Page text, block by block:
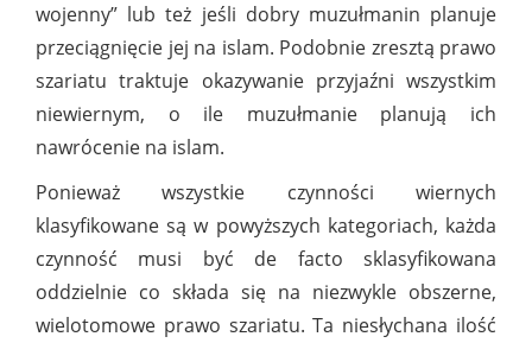
wojenny” lub też jeśli dobry muzułmanin planuje
przeciągnięcie jej na islam. Podobnie zresztą prawo
szariatu traktuje okazywanie przyjaźni wszystkim
niewiernym, o ile muzułmanie planują ich
nawrócenie na islam.
Ponieważ wszystkie czynności wiernych
klasyfikowane są w powyższych kategoriach, każda
czynność musi być de facto sklasyfikowana
oddzielnie co składa się na niezwykle obszerne,
wielotomowe prawo szariatu. Ta niesłychana ilość